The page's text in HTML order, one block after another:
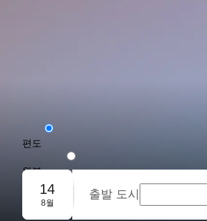
편도
왕복
단체 예약
14
8월
출발 도시